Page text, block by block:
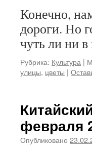
Конечно,
дороги. Но
чуть ли ни
Рубрика: Культура |
улицы, цветы |
февраля
Опубликовано